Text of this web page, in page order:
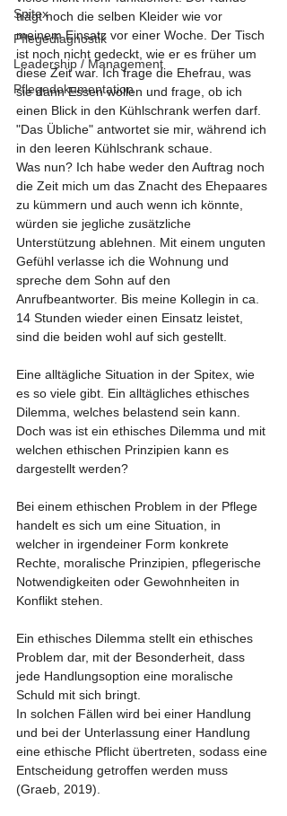
Spitex
Pflegediagnostik
Leadership / Management
Pflegedokumentation
trägt noch die selben Kleider wie vor
meinem Einsatz vor einer Woche. Der Tisch
ist noch nicht gedeckt, wie er es früher um
diese Zeit war. Ich frage die Ehefrau, was
sie dann Essen wollen und frage, ob ich
einen Blick in den Kühlschrank werfen darf.
"Das Übliche" antwortet sie mir, während ich
in den leeren Kühlschrank schaue.
Was nun? Ich habe weder den Auftrag noch
die Zeit mich um das Znacht des Ehepaares
zu kümmern und auch wenn ich könnte,
würden sie jegliche zusätzliche
Unterstützung ablehnen. Mit einem unguten
Gefühl verlasse ich die Wohnung und
spreche dem Sohn auf den
Anrufbeantworter. Bis meine Kollegin in ca.
14 Stunden wieder einen Einsatz leistet,
sind die beiden wohl auf sich gestellt.
Eine alltägliche Situation in der Spitex, wie
es so viele gibt. Ein alltägliches ethisches
Dilemma, welches belastend sein kann.
Doch was ist ein ethisches Dilemma und mit
welchen ethischen Prinzipien kann es
dargestellt werden?
Bei einem ethischen Problem in der Pflege
handelt es sich um eine Situation, in
welcher in irgendeiner Form konkrete
Rechte, moralische Prinzipien, pflegerische
Notwendigkeiten oder Gewohnheiten in
Konflikt stehen.
Ein ethisches Dilemma stellt ein ethisches
Problem dar, mit der Besonderheit, dass
jede Handlungsoption eine moralische
Schuld mit sich bringt.
In solchen Fällen wird bei einer Handlung
und bei der Unterlassung einer Handlung
eine ethische Pflicht übertreten, sodass eine
Entscheidung getroffen werden muss
(Graeb, 2019).